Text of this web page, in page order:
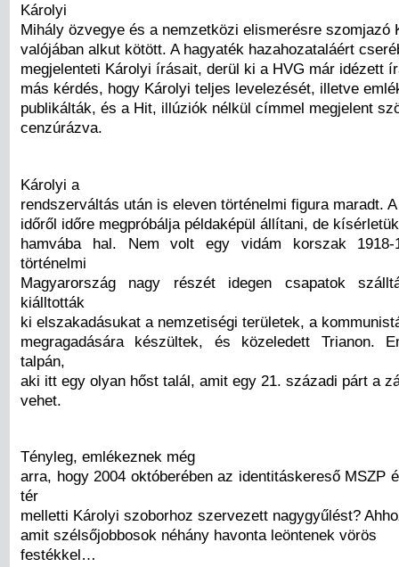
Károlyi
Mihály özvegye és a nemzetközi elismerésre szomjazó
valójában alkut kötött. A hagyaték hazahozataláért
megjelenteti Károlyi írásait, derül ki a HVG már idézett
más kérdés, hogy Károlyi teljes levelezését, illetve
publikálták, és a Hit, illúziók nélkül címmel megjelent
cenzúrázva.
Károlyi a
rendszerváltás után is eleven történelmi figura maradt.
időről időre megpróbálja példaképül állítani, de
hamvába hal. Nem volt egy vidám korszak
történelmi
Magyarország nagy részét idegen csapatok
kiálltották
ki elszakadásukat a nemzetiségi területek, a
megragadására készültek, és közeledett Trianon.
talpán,
aki itt egy olyan hőst talál, amit egy 21. századi párt a
vehet.
Tényleg, emlékeznek még
arra, hogy 2004 októberében az identitáskereső MSZP
tér
melletti Károlyi szoborhoz szervezett nagygyűlést?
amit szélsőjobbosok néhány havonta leöntenek vörös
festékkel…